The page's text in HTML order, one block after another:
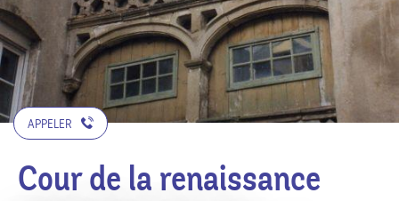
APPELER
Cour de la renaissance